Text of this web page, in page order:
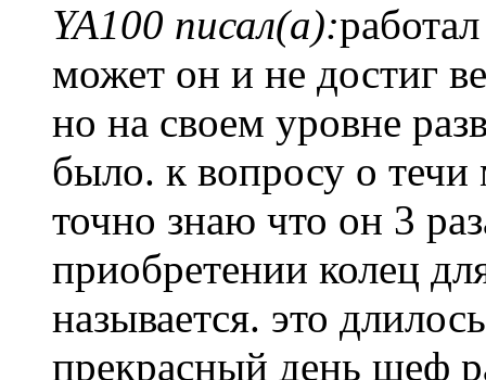
YA100 писал(а):
может он и не достиг
но на своем уровне
было. к вопросу о
точно знаю что он 3
приобретении колец
называется. это
прекрасный день шеф